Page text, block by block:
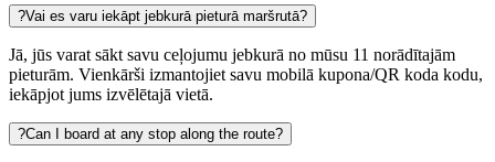
?Vai es varu iekāpt jebkurā pieturā maršrutā?
Jā, jūs varat sākt savu ceļojumu jebkurā no mūsu 11 norādītajām
pieturām. Vienkārši izmantojiet savu mobilā kupona/QR koda kodu,
iekāpjot jums izvēlētajā vietā.
?Can I board at any stop along the route?